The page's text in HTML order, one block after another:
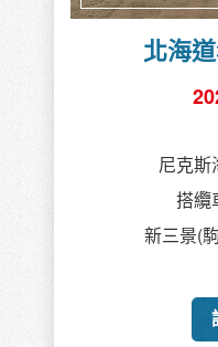
北海
尼克斯
搭纜
新三景(